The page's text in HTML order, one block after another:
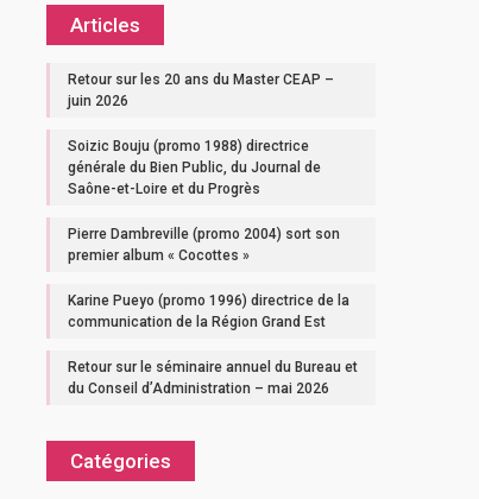
Articles
Retour sur les 20 ans du Master CEAP –
juin 2026
Soizic Bouju (promo 1988) directrice
générale du Bien Public, du Journal de
Saône-et-Loire et du Progrès
Pierre Dambreville (promo 2004) sort son
premier album « Cocottes »
Karine Pueyo (promo 1996) directrice de la
communication de la Région Grand Est
Retour sur le séminaire annuel du Bureau et
du Conseil d’Administration – mai 2026
Catégories